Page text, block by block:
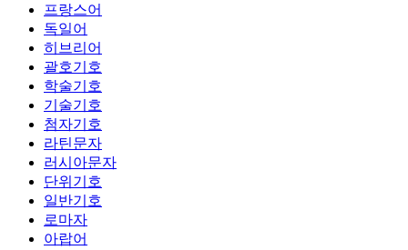
프랑스어
독일어
히브리어
괄호기호
학술기호
기술기호
첨자기호
라틴문자
러시아문자
단위기호
일반기호
로마자
아랍어